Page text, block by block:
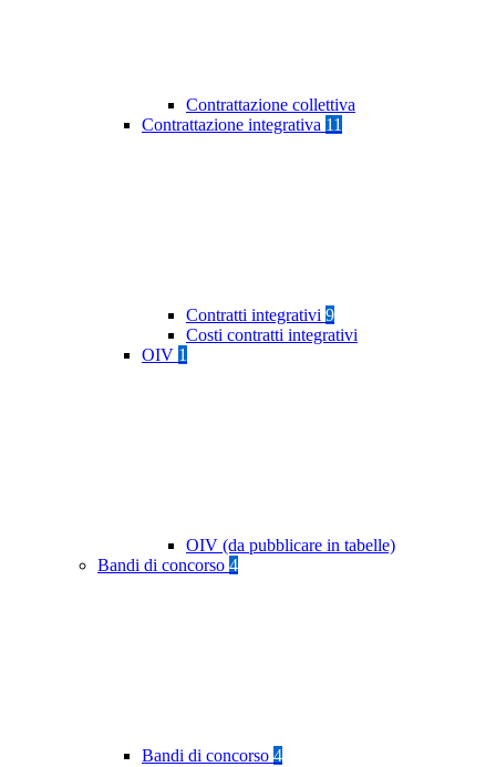
Contrattazione collettiva
Contrattazione integrativa 11
Contratti integrativi 9
Costi contratti integrativi
OIV 1
OIV (da pubblicare in tabelle)
Bandi di concorso 4
Bandi di concorso 4